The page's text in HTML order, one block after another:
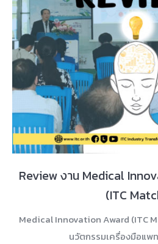
Review งาน Medical
(ITC
Medical Innovation Award (ITC
นวัตกรรมเครื่องมือแพ